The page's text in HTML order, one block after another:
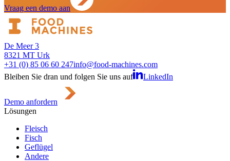
Vraag een demo aan
De Meer 3
8321 MT Urk
+31 (0) 85 06 60 247info@food-machines.com
Bleiben Sie dran und folgen Sie uns auf
LinkedIn
Demo anfordern
Lösungen
Fleisch
Fisch
Geflügel
Andere